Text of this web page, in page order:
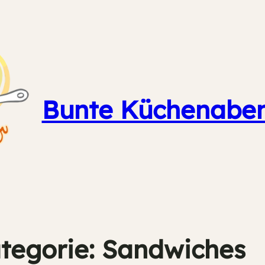
Bunte
Sandwiches